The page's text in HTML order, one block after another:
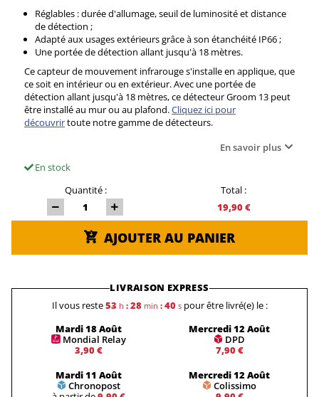
Réglables : durée d'allumage, seuil de luminosité et distance
de détection ;
Adapté aux usages extérieurs grâce à son étanchéité IP66 ;
Une portée de détection allant jusqu'à 18 mètres.
Ce capteur de mouvement infrarouge s'installe en applique, que
ce soit en intérieur ou en extérieur. Avec une portée de
détection allant jusqu'à 18 mètres, ce détecteur Groom 13 peut
être installé au mur ou au plafond.Cliquez ici pour
découvrirtoute notre gamme de détecteurs.
En savoir plus
En stock
Quantité :
Total :
19,90 €
AJOUTER AU PANIER
LIVRAISON EXPRESS
Il vous reste53 h : 28min : 39s pour être livré(e) le :
Mardi 18 Août
Mondial Relay
3,90 €
Mercredi 12 Août
DPD
7,90 €
Mardi 11 Août
Chronopost
Mercredi 12 Août
Colissimo